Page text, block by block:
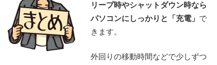
リープ時やシャットダウン時なら
パソコンにしっかりと「充電」 で
きます。
外回りの移動時間などで少しずつ